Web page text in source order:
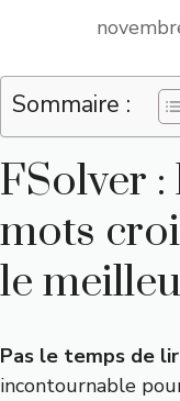
Sommaire :
FSolver
mots
le
Pas le temps de
incontournable